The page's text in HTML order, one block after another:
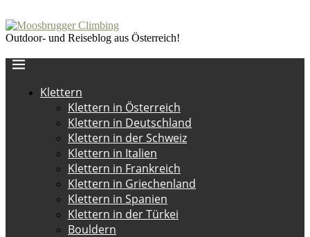
Outdoor- und Reiseblog aus Österreich!
Klettern
Klettern in Österreich
Klettern in Deutschland
Klettern in der Schweiz
Klettern in Italien
Klettern in Frankreich
Klettern in Griechenland
Klettern in Spanien
Klettern in der Türkei
Bouldern